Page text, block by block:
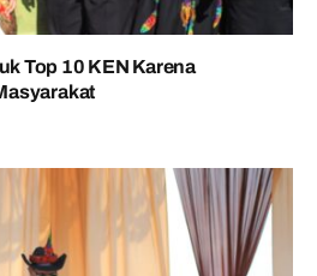
Top 10 KEN Karena